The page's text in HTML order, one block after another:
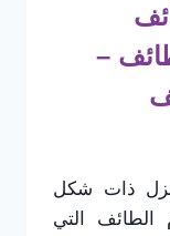
الطائف –
ذات شكل
التي